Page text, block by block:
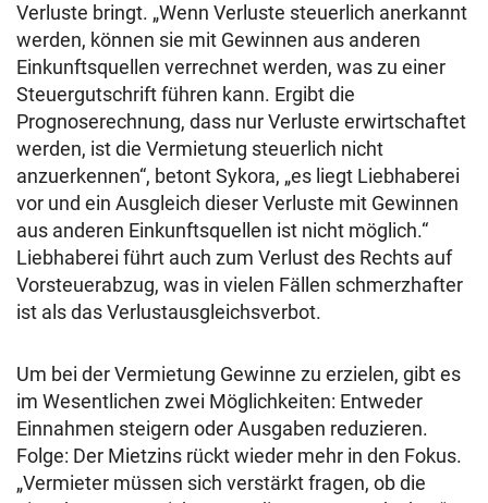
Verluste bringt. „Wenn Verluste steuerlich anerkannt
werden, können sie mit Gewinnen aus anderen
Einkunftsquellen verrechnet werden, was zu einer
Steuergutschrift führen kann. Ergibt die
Prognoserechnung, dass nur Verluste erwirtschaftet
werden, ist die Vermietung steuerlich nicht
anzuerkennen“, betont Sykora, „es liegt Liebhaberei
vor und ein Ausgleich dieser Verluste mit Gewinnen
aus anderen Einkunftsquellen ist nicht möglich.“
Liebhaberei führt auch zum Verlust des Rechts auf
Vorsteuerabzug, was in vielen Fällen schmerzhafter
ist als das Verlustausgleichsverbot.
Um bei der Vermietung Gewinne zu erzielen, gibt es
im Wesentlichen zwei Möglichkeiten: Entweder
Einnahmen steigern oder Ausgaben reduzieren.
Folge: Der Mietzins rückt wieder mehr in den Fokus.
„Vermieter müssen sich verstärkt fragen, ob die